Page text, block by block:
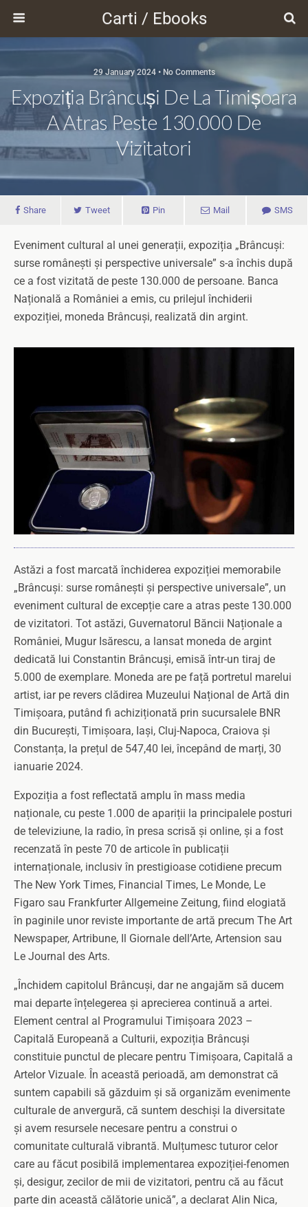
Carti / Ebooks
29 January 2024 • No Comments
Expoziția Brâncuși De La Timișoara
A Atras Peste 130.000 De
Vizitatori
Share Tweet Pin Mail SMS
Eveniment cultural al unei generații, expoziția „Brâncuși:
surse românești și perspective universale” s-a închis după
ce a fost vizitată de peste 130.000 de persoane. Banca
Națională a României a emis, cu prilejul închiderii
expoziției, moneda Brâncuși, realizată din argint.
Astăzi a fost marcată închiderea expoziției memorabile
„Brâncuși: surse românești și perspective universale”, un
eveniment cultural de excepție care a atras peste 130.000
de vizitatori. Tot astăzi, Guvernatorul Băncii Naționale a
României, Mugur Isărescu, a lansat moneda de argint
dedicată lui Constantin Brâncuși, emisă într-un tiraj de
5.000 de exemplare. Moneda are pe față portretul marelui
artist, iar pe revers clădirea Muzeului Național de Artă din
Timișoara, putând fi achiziționată prin sucursalele BNR
din București, Timișoara, Iași, Cluj-Napoca, Craiova și
Constanța, la prețul de 547,40 lei, începând de marți, 30
ianuarie 2024.
Expoziția a fost reflectată amplu în mass media
naționale, cu peste 1.000 de apariții la principalele posturi
de televiziune, la radio, în presa scrisă și online, și a fost
recenzată în peste 70 de articole în publicații
internaționale, inclusiv în prestigioase cotidiene precum
The New York Times, Financial Times, Le Monde, Le
Figaro sau Frankfurter Allgemeine Zeitung, fiind elogiată
în paginile unor reviste importante de artă precum The Art
Newspaper, Artribune, Il Giornale dell’Arte, Artension sau
Le Journal des Arts.
„Închidem capitolul Brâncuși, dar ne angajăm să ducem
mai departe înțelegerea și aprecierea continuă a artei.
Element central al Programului Timișoara 2023 –
Capitală Europeană a Culturii, expoziția Brâncuși
constituie punctul de plecare pentru Timișoara, Capitală a
Artelor Vizuale. În această perioadă, am demonstrat că
suntem capabili să găzduim și să organizăm evenimente
culturale de anvergură, că suntem deschiși la diversitate
și avem resursele necesare pentru a construi o
comunitate culturală vibrantă. Mulțumesc tuturor celor
care au făcut posibilă implementarea expoziției-fenomen
și, desigur, zecilor de mii de vizitatori, pentru că au făcut
parte din această călătorie unică”, a declarat Alin Nica,